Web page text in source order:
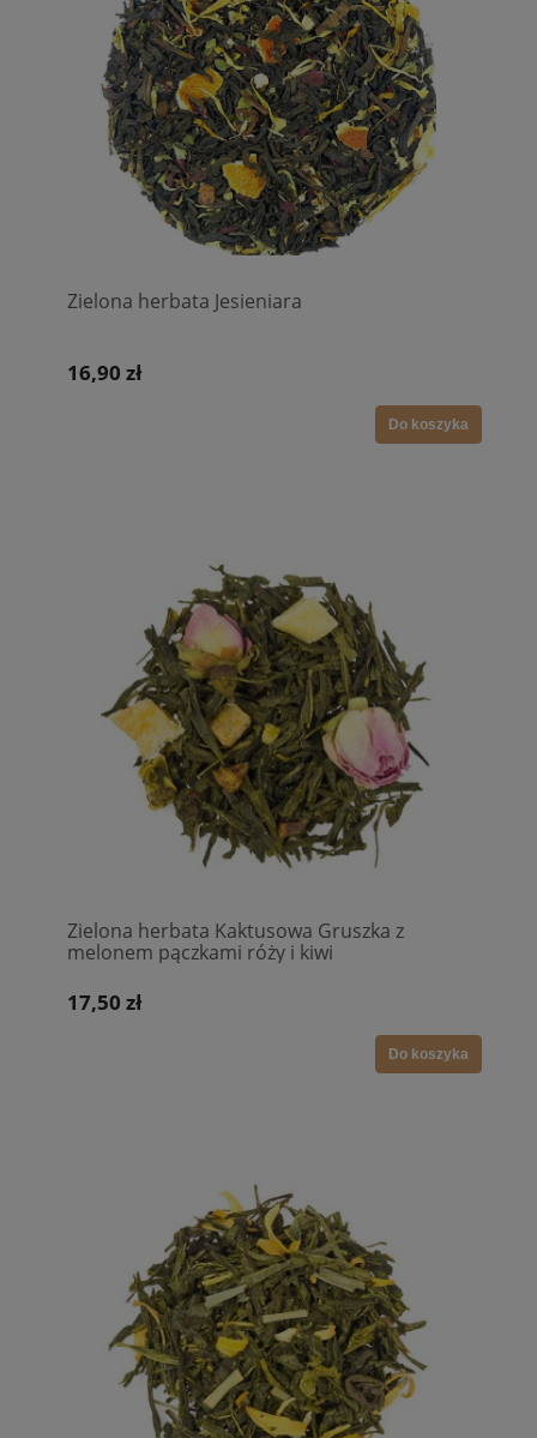
Zielona herbata Jesieniara
16,90 zł
Do koszyka
Zielona herbata Kaktusowa Gruszka z
melonem pączkami róży i kiwi
17,50 zł
Do koszyka